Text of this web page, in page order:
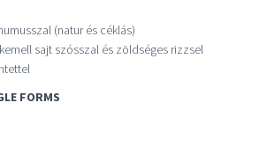
(natur és céklás)
sajt szósszal és zöldséges rizzsel
FORMS